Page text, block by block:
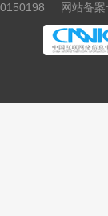
网站备